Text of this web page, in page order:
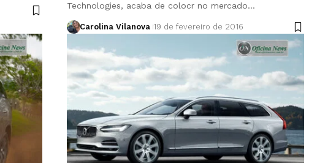
Technologies, acaba de colocr no mercado…
Carolina Vilanova 19 de fevereiro de 2016